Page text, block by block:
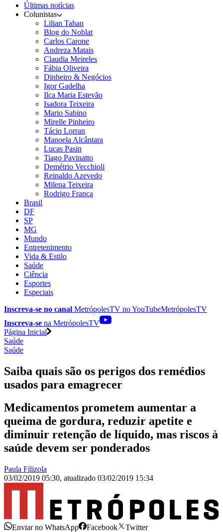
Últimas notícias
Colunistas
Lilian Tahan
Blog do Noblat
Carlos Carone
Andreza Matais
Claudia Meireles
Fábia Oliveira
Dinheiro & Negócios
Igor Gadelha
Ilca Maria Estevão
Isadora Teixeira
Mario Sabino
Mirelle Pinheiro
Tácio Lorran
Manoela Alcântara
Lucas Pasin
Tiago Pavinatto
Demétrio Vecchioli
Reinaldo Azevedo
Milena Teixeira
Rodrigo França
Brasil
DF
SP
MG
Mundo
Entretenimento
Vida & Estilo
Saúde
Ciência
Esportes
Especiais
Inscreva-se no canal MetrópolesTV noYouTubeMetrópolesTV
Inscreva-se na MetrópolesTV
Página Inicial
Saúde
Saúde
Saiba quais são os perigos dos remédios
usados para emagrecer
Medicamentos prometem aumentar a
queima de gordura, reduzir apetite e
diminuir retenção de líquido, mas riscos à
saúde devem ser ponderados
Paula Filizola
03/02/2019 05:30, atualizado 03/02/2019 15:34
Enviar no WhatsApp Facebook
Twitter